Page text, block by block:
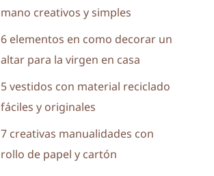
mano creativos y simples
6 elementos en como decorar un
altar para la virgen en casa
5 vestidos con material reciclado
fáciles y originales
7 creativas manualidades con
rollo de papel y cartón